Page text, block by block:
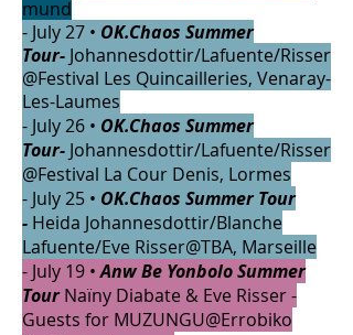
mund
- July 27 • OK.Chaos Summer
Tour- Johannesdottir/Lafuente/Risser
@Festival Les Quincailleries, Venaray-
Les-Laumes
- July 26 • OK.Chaos Summer
Tour- Johannesdottir/Lafuente/Risser
@Festival La Cour Denis, Lormes
- July 25 • OK.Chaos Summer Tour
- Heida Johannesdottir/Blanche
Lafuente/Eve Risser@TBA, Marseille
- July 19 •Anw Be Yonbolo Summer
TourNaïny Diabate & Eve Risser -
Guests for MUZUNGU@Errobiko